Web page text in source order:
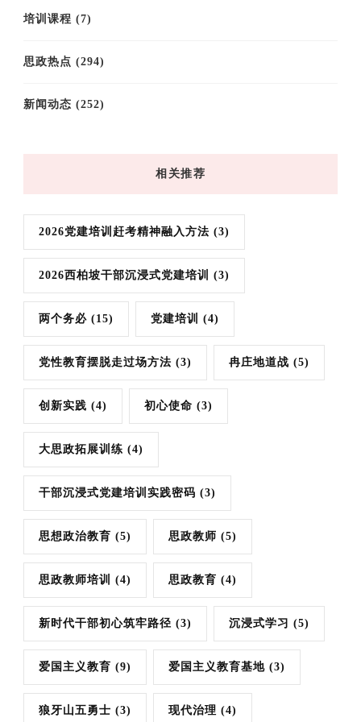
培训课程 (7)
思政热点 (294)
新闻动态 (252)
相关推荐
2026党建培训赶考精神融入方法 (3)
2026西柏坡干部沉浸式党建培训 (3)
两个务必 (15) 党建培训 (4)
党性教育摆脱走过场方法 (3) 冉庄地道战 (5)
创新实践 (4) 初心使命 (3)
大思政拓展训练 (4)
干部沉浸式党建培训实践密码 (3)
思想政治教育 (5) 思政教师 (5)
思政教师培训 (4) 思政教育 (4)
新时代干部初心筑牢路径 (3) 沉浸式学习 (5)
爱国主义教育 (9) 爱国主义教育基地 (3)
狼牙山五勇士 (3) 现代治理 (4)